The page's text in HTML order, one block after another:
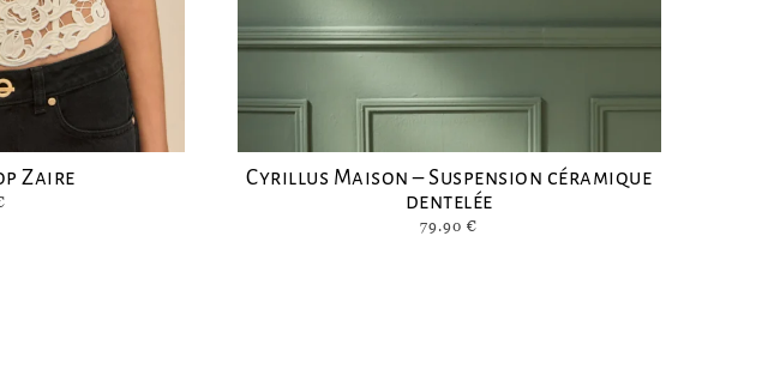
Zaire
Cyrillus Maison – Suspension céramique
dentelée
79.90€